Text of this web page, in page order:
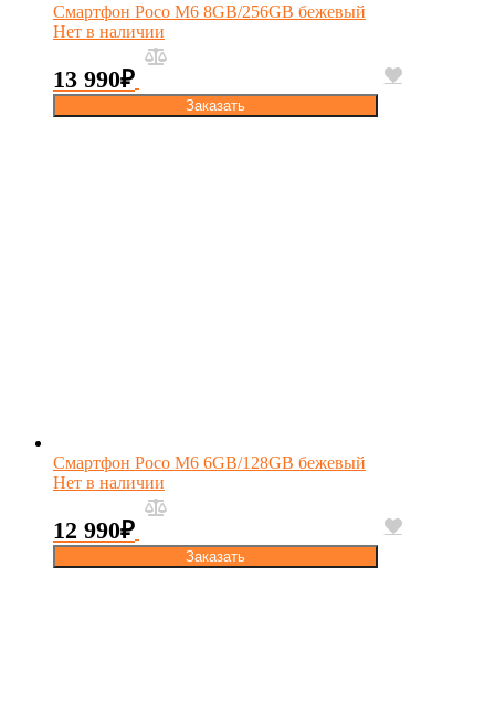
Смартфон Poco M6 8GB/256GB бежевый
Нет в наличии
13 990₽
Заказать
Смартфон Poco M6 6GB/128GB бежевый
Нет в наличии
12 990₽
Заказать